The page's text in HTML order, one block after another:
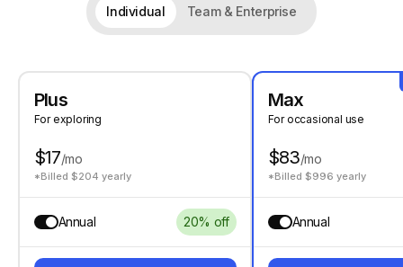
Individual Team & Enterprise
Plus
For exploring
$17/mo
*Billed $204 yearly
Annual 20% off
Max
For occasional use
$83/mo
*Billed $996 yearly
Annual